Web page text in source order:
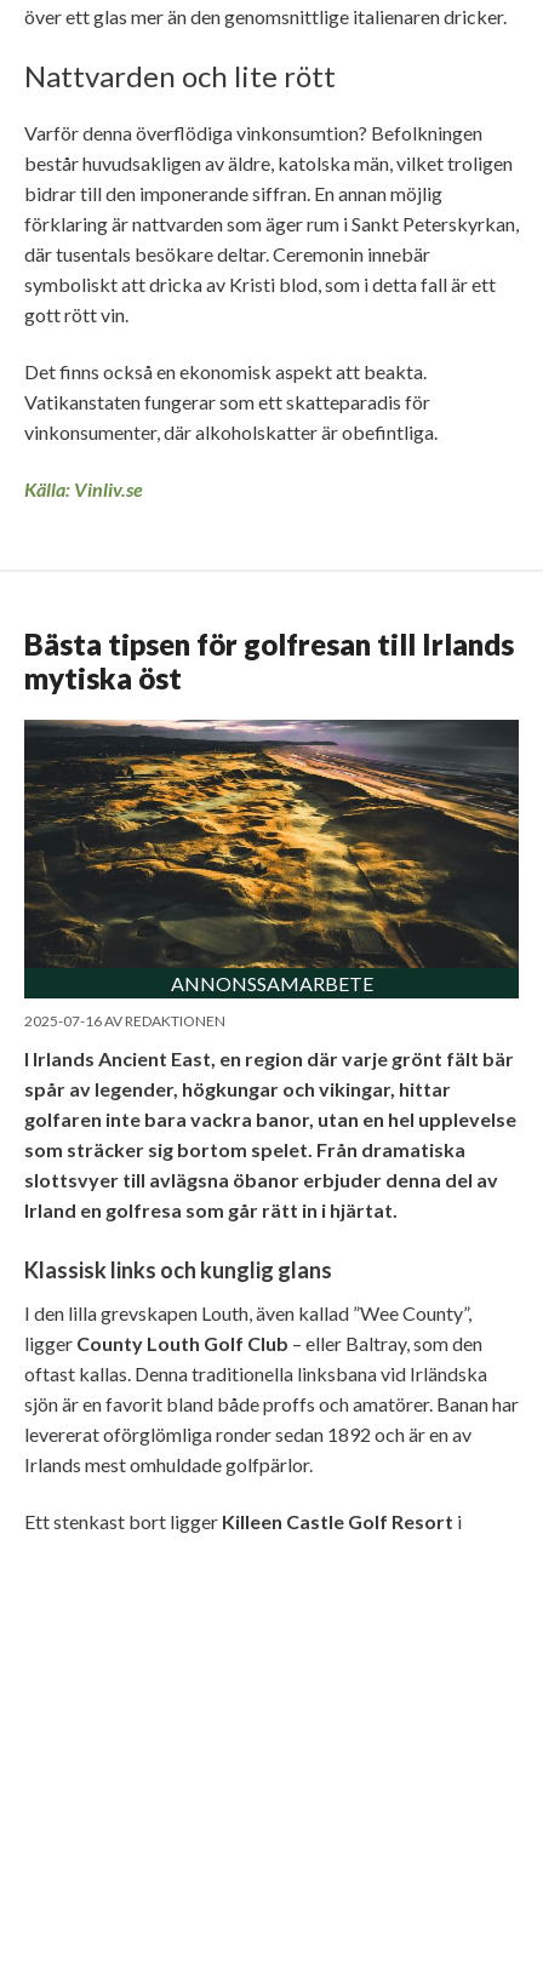
över ett glas mer än den genomsnittlige italienaren dricker.
Nattvarden och lite rött
Varför denna överflödiga vinkonsumtion? Befolkningen
består huvudsakligen av äldre, katolska män, vilket troligen
bidrar till den imponerande siffran. En annan möjlig
förklaring är nattvarden som äger rum i Sankt Peterskyrkan,
där tusentals besökare deltar. Ceremonin innebär
symboliskt att dricka av Kristi blod, som i detta fall är ett
gott rött vin.
Det finns också en ekonomisk aspekt att beakta.
Vatikanstaten fungerar som ett skatteparadis för
vinkonsumenter, där alkoholskatter är obefintliga.
Källa: Vinliv.se
Bästa tipsen för golfresan till Irlands
mytiska öst
ANNONSSAMARBETE
2025-07-16AVREDAKTIONEN
I Irlands Ancient East, en region där varje grönt fält bär
spår av legender, högkungar och vikingar, hittar
golfaren inte bara vackra banor, utan en hel upplevelse
som sträcker sig bortom spelet. Från dramatiska
slottsvyer till avlägsna öbanor erbjuder denna del av
Irland en golfresa som går rätt in i hjärtat.
Klassisk links och kunglig glans
I den lilla grevskapen Louth, även kallad ”Wee County”,
ligger County Louth Golf Club – eller Baltray, som den
oftast kallas. Denna traditionella linksbana vid Irländska
sjön är en favorit bland både proffs och amatörer. Banan har
levererat oförglömliga ronder sedan 1892 och är en av
Irlands mest omhuldade golfpärlor.
Ett stenkast bort ligger Killeen Castle Golf Resort i